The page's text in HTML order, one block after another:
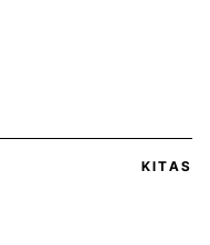
KITAS